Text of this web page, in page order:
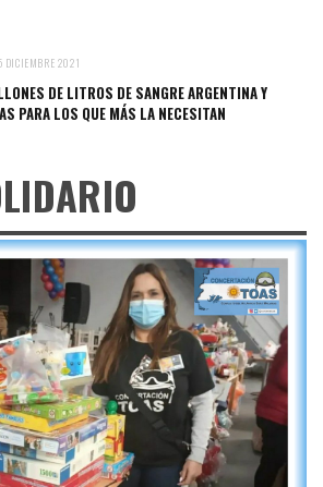
DICIEMBRE 2021
DE LITROS DE SANGRE ARGENTINA Y
PARA LOS QUE MÁS LA NECESITAN